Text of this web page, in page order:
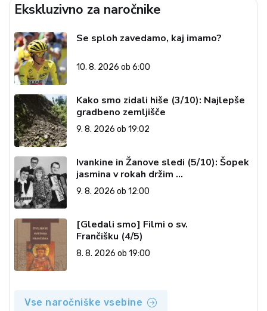
Ekskluzivno za naročnike
Se sploh zavedamo, kaj imamo?
10. 8. 2026 ob 6:00
Kako smo zidali hiše (3/10): Najlepše
gradbeno zemljišče
9. 8. 2026 ob 19:02
Ivankine in Žanove sledi (5/10): Šopek
jasmina v rokah držim …
9. 8. 2026 ob 12:00
[Gledali smo] Filmi o sv.
Frančišku (4/5)
8. 8. 2026 ob 19:00
Vse naročniške vsebine